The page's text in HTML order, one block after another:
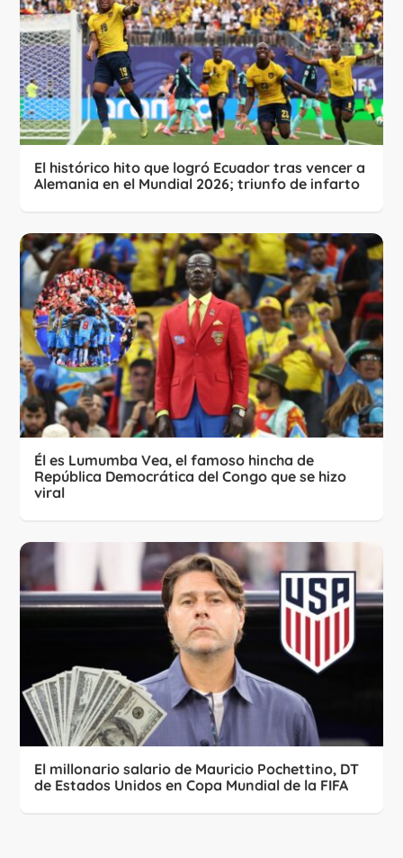
El histórico hito que logró Ecuador tras vencer a
Alemania en el Mundial 2026; triunfo de infarto
Él es Lumumba Vea, el famoso hincha de
República Democrática del Congo que se hizo
viral
El millonario salario de Mauricio Pochettino, DT
de Estados Unidos en Copa Mundial de la FIFA